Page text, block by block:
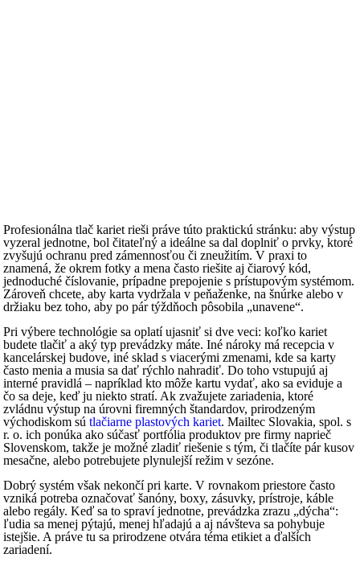
Profesionálna tlač kariet rieši práve túto praktickú stránku: aby výstup
vyzeral jednotne, bol čitateľný a ideálne sa dal doplniť o prvky, ktoré
zvyšujú ochranu pred zámennosťou či zneužitím. V praxi to
znamená, že okrem fotky a mena často riešite aj čiarový kód,
jednoduché číslovanie, prípadne prepojenie s prístupovým systémom.
Zároveň chcete, aby karta vydržala v peňaženke, na šnúrke alebo v
držiaku bez toho, aby po pár týždňoch pôsobila „unavene“.
Pri výbere technológie sa oplatí ujasniť si dve veci: koľko kariet
budete tlačiť a aký typ prevádzky máte. Iné nároky má recepcia v
kancelárskej budove, iné sklad s viacerými zmenami, kde sa karty
často menia a musia sa dať rýchlo nahradiť. Do toho vstupujú aj
interné pravidlá – napríklad kto môže kartu vydať, ako sa eviduje a
čo sa deje, keď ju niekto stratí. Ak zvažujete zariadenia, ktoré
zvládnu výstup na úrovni firemných štandardov, prirodzeným
východiskom sútlačiarne plastových kariet. Mailtec Slovakia, spol. s
r. o. ich ponúka ako súčasť portfólia produktov pre firmy naprieč
Slovenskom, takže je možné zladiť riešenie s tým, či tlačíte pár kusov
mesačne, alebo potrebujete plynulejší režim v sezóne.
Dobrý systém však nekončí pri karte. V rovnakom priestore často
vzniká potreba označovať šanóny, boxy, zásuvky, prístroje, káble
alebo regály. Keď sa to spraví jednotne, prevádzka zrazu „dýcha“:
ľudia sa menej pýtajú, menej hľadajú a aj návšteva sa pohybuje
istejšie. A práve tu sa prirodzene otvára téma etikiet a ďalších
zariadení.